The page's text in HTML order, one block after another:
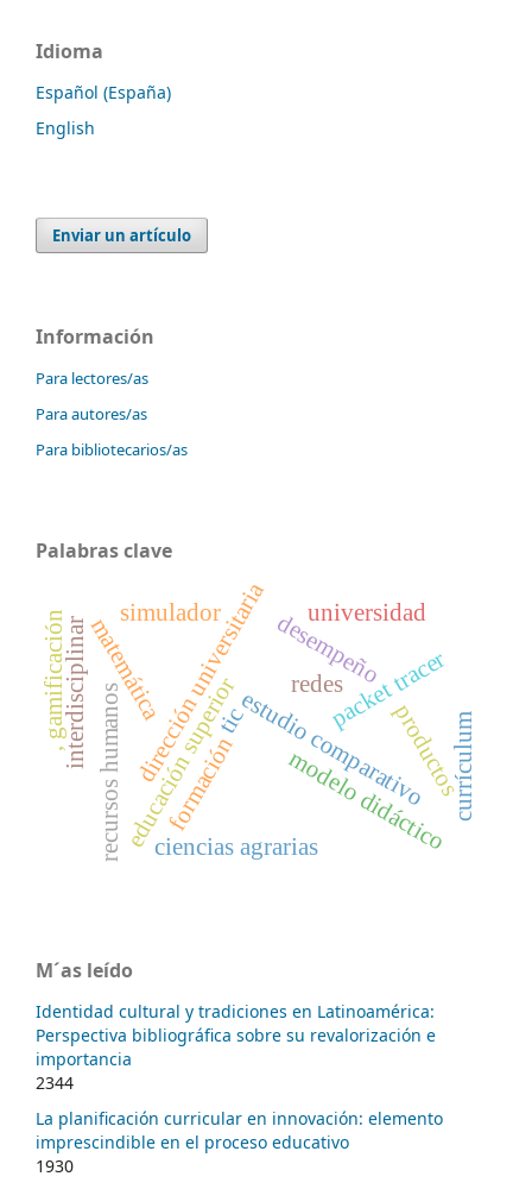
Idioma
Español (España)
English
Enviar un artículo
Información
Para lectores/as
Para autores/as
Para bibliotecarios/as
Palabras clave
desempeño
educación superior
formación
dirección universitariaestudio comparativo
recursos humanos
simulador
packet tracer
redes
tic
ciencias agrarias
matemática
universidad
modelo didáctico
interdisciplinar productos
currículum
, gamificación
M´as leído
Identidad cultural y tradiciones en Latinoamérica:
Perspectiva bibliográfica sobre su revalorización e
importancia
2344
La planificación curricular en innovación: elemento
imprescindible en el proceso educativo
1930